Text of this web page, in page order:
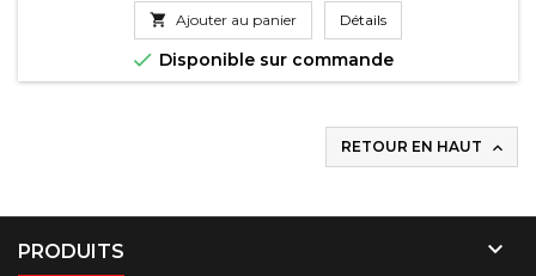
 Ajouter au panier Détails
 Disponible sur commande
RETOUR EN HAUT 
PRODUITS 